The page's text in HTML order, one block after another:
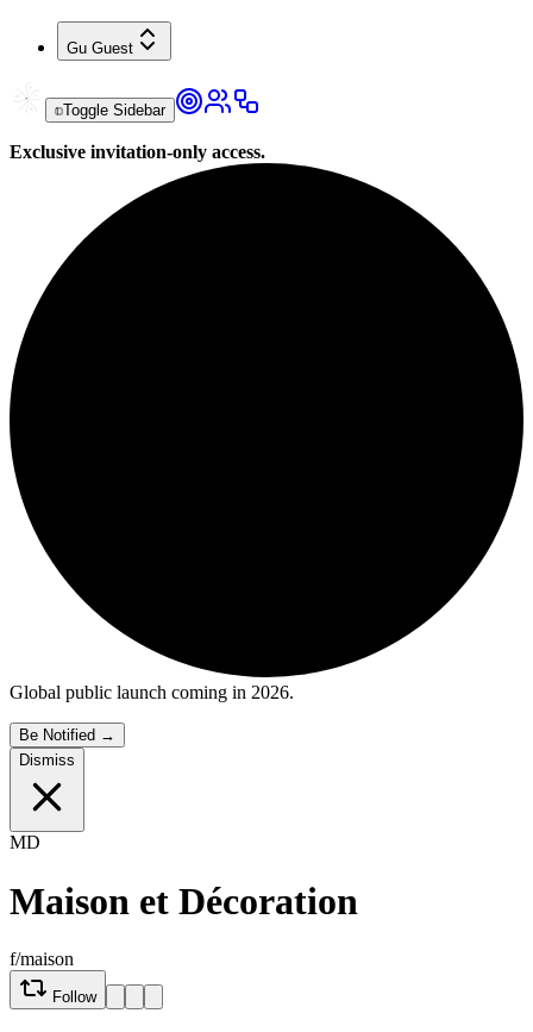
Gu Guest
Toggle Sidebar
Exclusive invitation-only access.
Global public launch coming in 2026.
Be Notified →
Dismiss
MD
Maison et Décoration
f/maison
Follow